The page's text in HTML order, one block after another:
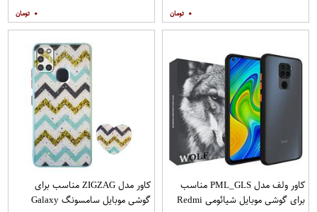
۰
مات
۰
کاور ولف مدل PML_GLS مناسب
برای گوشی موبایل شیائومی Redmi
کاور مدل ZIGZAG مناسب برای
گوشی موبایل سامسونگ Galaxy